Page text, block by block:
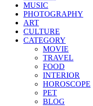
MUSIC
PHOTOGRAPHY
ART
CULTURE
CATEGORY
MOVIE
TRAVEL
FOOD
INTERIOR
HOROSCOPE
PET
BLOG